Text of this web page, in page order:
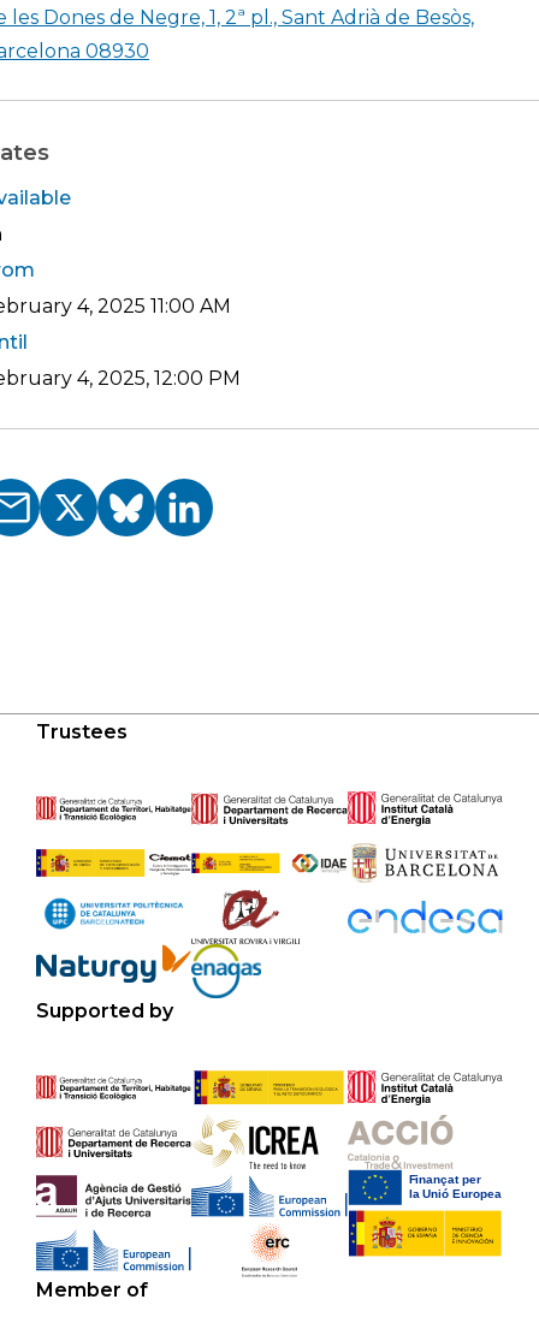
les Dones de Negre, 1, 2ª pl., Sant Adrià de Besòs,
08930
4, 2025 11:00 AM
4, 2025, 12:00 PM
Trustees
Supported by
Member of